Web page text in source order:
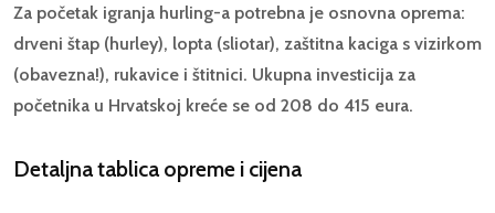
Za početak igranja hurling-a potrebna je osnovna oprema:
drveni štap (hurley), lopta (sliotar), zaštitna kaciga s vizirkom
(obavezna!), rukavice i štitnici. Ukupna investicija za
početnika u Hrvatskoj kreće se od 208 do 415 eura.
Detaljna tablica opreme i cijena